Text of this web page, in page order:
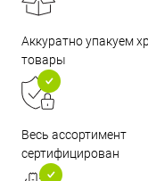
Аккуратно упакуем
товары
Весь ассортимент
сертифицирован